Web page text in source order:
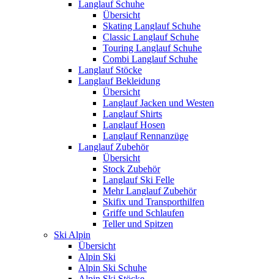
Langlauf Schuhe
Übersicht
Skating Langlauf Schuhe
Classic Langlauf Schuhe
Touring Langlauf Schuhe
Combi Langlauf Schuhe
Langlauf Stöcke
Langlauf Bekleidung
Übersicht
Langlauf Jacken und Westen
Langlauf Shirts
Langlauf Hosen
Langlauf Rennanzüge
Langlauf Zubehör
Übersicht
Stock Zubehör
Langlauf Ski Felle
Mehr Langlauf Zubehör
Skifix und Transporthilfen
Griffe und Schlaufen
Teller und Spitzen
Ski Alpin
Übersicht
Alpin Ski
Alpin Ski Schuhe